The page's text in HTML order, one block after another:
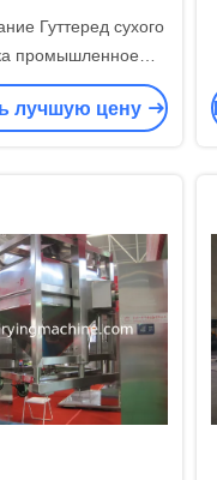
Гуттеред сухого
промышленное
промышленная
смесителя
лучшую цену